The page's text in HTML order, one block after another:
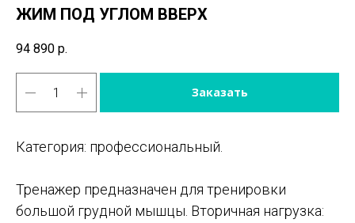
ЖИМ ПОД УГЛОМ ВВЕРХ
94 890 р.
Заказать
Категория: профессиональный.
Тренажер предназначен для тренировки
большой грудной мышцы. Вторичная нагрузка: